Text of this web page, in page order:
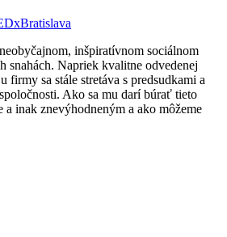
inšpiratívnom sociálnom
snahách. Napriek kvalitne odvedenej
firmy sa stále stretáva s predsudkami a
Ako sa mu darí búrať tieto
a inak znevýhodneným a ako môžeme